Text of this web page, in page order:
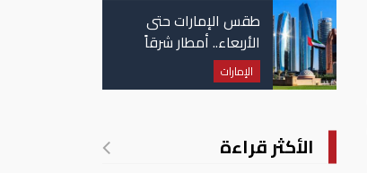
طقس الإمارات حتى
الأربعاء.. أمطار شرقاً
وجنوباً وانخفاض
تدريجي للحرارة
الإمارات
الأكثر قراءة